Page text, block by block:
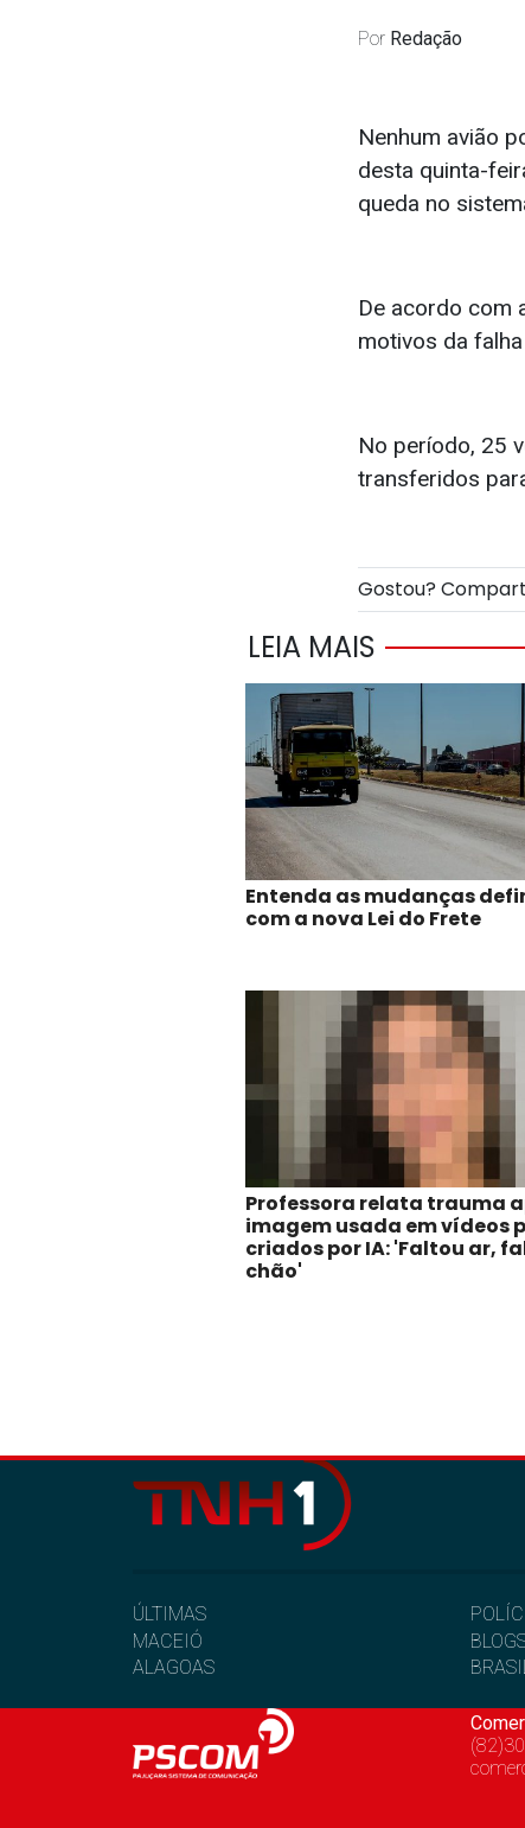
Por Redação
Nenhum avião
desta quinta-
queda no
De acordo com
motivos da
No período, 25
transferidos
Gostou?
LEIA MAIS
Entenda as mudanças
com a nova Lei do Frete
Professora relata trauma
imagem usada em vídeos
criados por IA: 'Faltou ar,
chão'
ÚLTIMAS
MACEIÓ
ALAGOAS